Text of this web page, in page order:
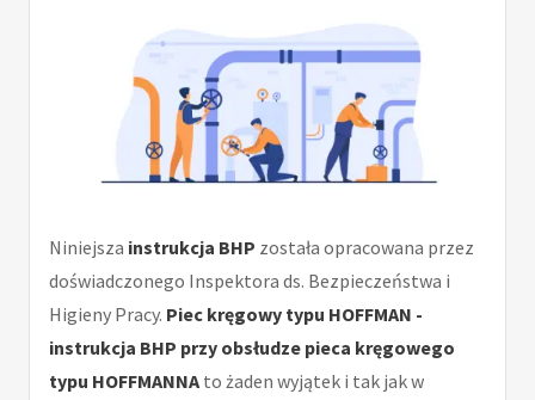
Niniejsza instrukcja BHP została opracowana przez
doświadczonego Inspektora ds. Bezpieczeństwa i
Higieny Pracy. Piec kręgowy typu HOFFMAN -
instrukcja BHP przy obsłudze pieca kręgowego
typu HOFFMANNA to żaden wyjątek i tak jak w